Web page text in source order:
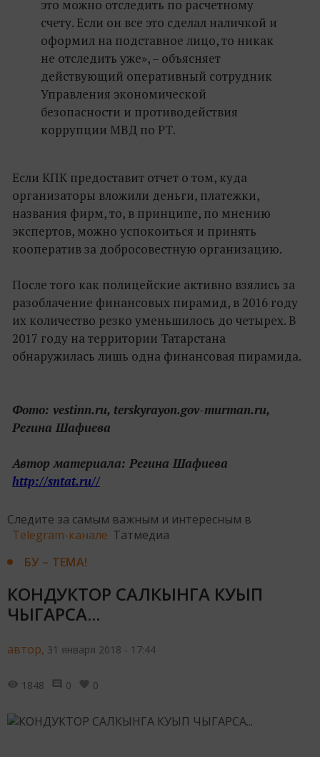
это можно отследить по расчетному
счету. Если он все это сделал наличкой и
оформил на подставное лицо, то никак
не отследить уже», – объясняет
действующий оперативный сотрудник
Управления экономической
безопасности и противодействия
коррупции МВД по РТ.
Если КПК предоставит отчет о том, куда
организаторы вложили деньги, платежки,
названия фирм, то, в принципе, по мнению
экспертов, можно успокоиться и принять
кооператив за добросовестную организацию.
После того как полицейские активно взялись за
разоблачение финансовых пирамид, в 2016 году
их количество резко уменьшилось до четырех. В
2017 году на территории Татарстана
обнаружилась лишь одна финансовая пирамида.
Фото: vestinn.ru, terskyrayon.gov-murman.ru,
Регина Шафиева
Автор материала: Регина Шафиева
http://sntat.ru//
Следите за самым важным и интересным в
Telegram-канале Татмедиа
БУ – ТЕМА!
КОНДУКТОР САЛКЫНГА КУЫП
ЧЫГАРСА...
автор, 31 января 2018 - 17:44
1848 0 0